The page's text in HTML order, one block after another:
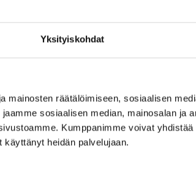
Yksityiskohdat
mainosten räätälöimiseen, sosiaalisen
sosiaalisen median, mainosalan ja
Kumppanimme voivat
käyttänyt heidän palvelujaan.
yrityksesi voi hyödyntää Etelä-
Ota